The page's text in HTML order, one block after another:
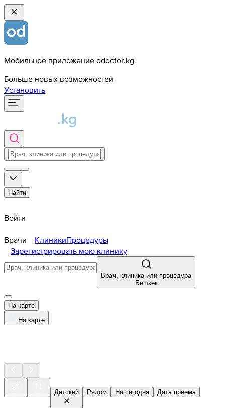
Мобильное приложение odoctor.kg
Больше новых возможностей
Установить
Найти
Войти
Врачи КлиникиПроцедуры
Зарегистрировать мою клинику
Врач, клиника или процедура
Бишкек
На карте
На карте
Детский Рядом На сегодня Дата приема